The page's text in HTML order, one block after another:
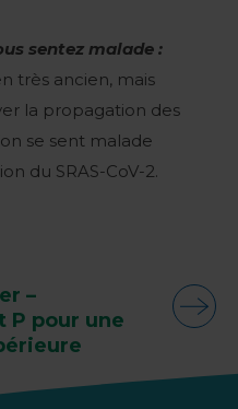
sentez malade :
très ancien, mais
la propagation des
se sent malade
du SRAS-CoV-2.
–
P pour une